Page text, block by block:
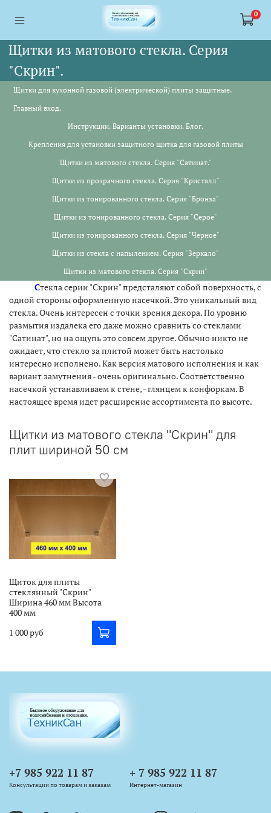
0
Щитки из матового стекла. Серия
"Скрин".
Щитки для кухонной газовой (электрической) плиты защитные.
Главный вход.
Инструкции. Варианты установки. Блог.
Крепления для установки защитного щитка для газовой плиты
Щитки из матового стекла. Серия "Сатинат."
Щитки из прозрачного стекла. Серия "Кристалл"
Щитки из тонированного стекла. Серия "Бронза"
Щитки из тонированного стекла. Серия "Серое"
Щитки из тонированного стекла. Серия "Черное"
Щитки из стекла с напылением. Серия "Зеркало"
Щитки из матового стекла. Серия "Скрин"
Стекла серии "Скрин" предсталяют собой поверхность, с
одной стороны оформленную насечкой. Это уникальный вид
стекла. Очень интересен с точки зрения декора. По уровню
размытия издалека его даже можно сравнить со стеклами
"Сатинат", но на ощупь это совсем другое. Обычно никто не
ожидает, что стекло за плитой может быть настолько
интересно исполнено. Как версия матового исполнения и как
вариант замутнения - очень оригинально. Соответственно
насечкой устанавливаем к стене, - глянцем к конфоркам. В
настоящее время идет расширение ассортимента по высоте.
Щитки из матового стекла "Скрин" для
плит шириной 50 см
Щиток для плиты
стеклянный "Скрин"
Ширина 460 мм Высота
400 мм
1 000 руб
+7 985 922 11 87
Консультации по товарам и заказам
+ 7 985 922 11 87
Интернет-магазин
<a href="https://webmaster.yandex.ru/siteinfo/?site=https://
<a href="https://webmaster.yandex.ru/siteinfo/?site=https://